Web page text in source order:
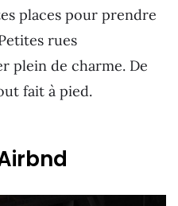
places pour prendre
rues
plein de charme. De
fait à pied.